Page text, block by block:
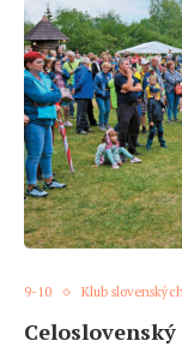
9-10 Klub